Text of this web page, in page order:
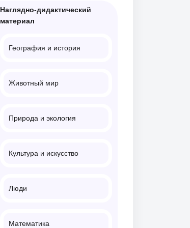
Наглядно-дидактический
материал
География и история
Животный мир
Природа и экология
Культура и искусство
Люди
Математика